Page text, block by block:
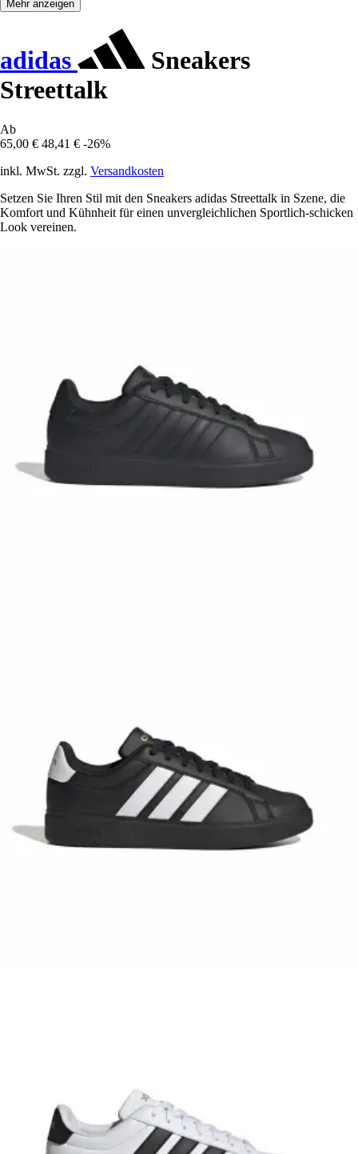
Mehr anzeigen
adidas
Sneakers
Streettalk
Ab
65,00 € 48,41 € -26%
inkl. MwSt. zzgl. Versandkosten
Setzen Sie Ihren Stil mit den Sneakers adidas Streettalk in Szene, die
Komfort und Kühnheit für einen unvergleichlichen Sportlich-schicken
Look vereinen.